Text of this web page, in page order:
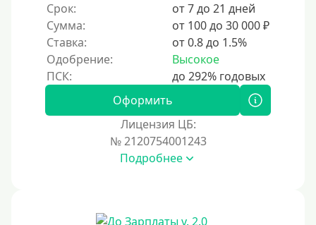
Цель
На Новый Год
Для исправления кредитной истории
На погашение других займов
До зарплаты
Срок:
от 7 до 21 дней
Сумма:
от 100 до 30 000 ₽
Ставка:
от 0.8 до 1.5%
Одобрение:
Высокое
Оформить
Лицензия ЦБ:
№ 2120754001243
Подробнее